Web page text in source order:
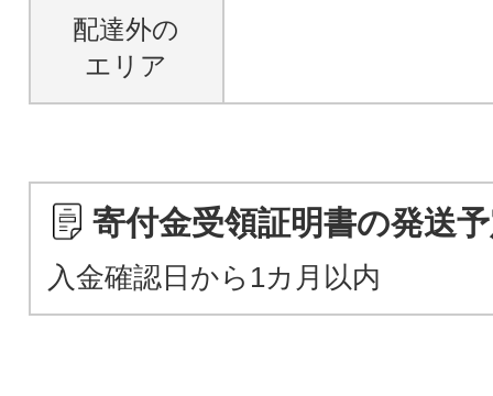
配達外の
エリア
寄付金受領証明書の発送
入金確認日から1カ月以内